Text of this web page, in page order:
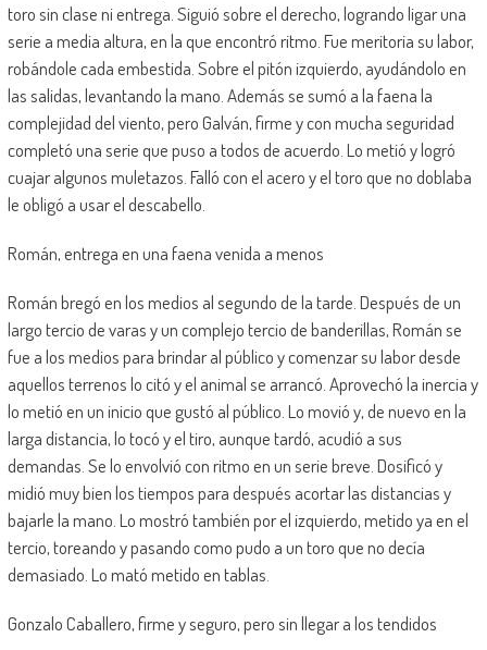
toro sin clase ni entrega. Siguió sobre el derecho, logrando ligar una
serie a media altura, en la que encontró ritmo. Fue meritoria su labor,
robándole cada embestida. Sobre el pitón izquierdo, ayudándolo en
las salidas, levantando la mano. Además se sumó a la faena la
complejidad del viento, pero Galván, firme y con mucha seguridad
completó una serie que puso a todos de acuerdo. Lo metió y logró
cuajar algunos muletazos. Falló con el acero y el toro que no doblaba
le obligó a usar el descabello.
Román, entrega en una faena venida a menos
Román bregó en los medios al segundo de la tarde. Después de un
largo tercio de varas y un complejo tercio de banderillas, Román se
fue a los medios para brindar al público y comenzar su labor desde
aquellos terrenos lo citó y el animal se arrancó. Aprovechó la inercia y
lo metió en un inicio que gustó al público. Lo movió y, de nuevo en la
larga distancia, lo tocó y el tiro, aunque tardó, acudió a sus
demandas. Se lo envolvió con ritmo en un serie breve. Dosificó y
midió muy bien los tiempos para después acortar las distancias y
bajarle la mano. Lo mostró también por el izquierdo, metido ya en el
tercio, toreando y pasando como pudo a un toro que no decía
demasiado. Lo mató metido en tablas.
Gonzalo Caballero, firme y seguro, pero sin llegar a los tendidos